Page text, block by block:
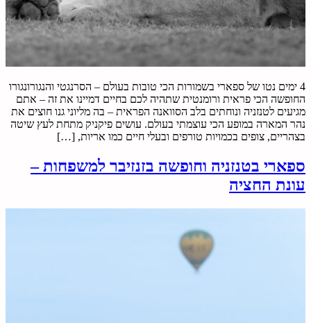
4 ימים נטו של ספארי בשמורות הכי טובות בעולם – הסרנגטי והנגורונגורו
החופשה הכי פראית ורומנטית שתהיה לכם בחיים דמיינו את זה – אתם
מגיעים לטנזניה ונוחתים בלב הסוואנה הפראית – בה מליוני גנו חוצים את
נהר המארה במופע הכי עוצמתי בעולם. עושים פיקניק מתחת לעץ שיטה
בצהריים, צופים בכמויות טורפים ובעלי חיים כמו אריות, […]
ספארי בטנזניה וחופשה בזנזיבר למשפחות –
עונת החציה